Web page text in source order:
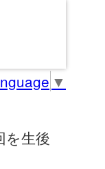
▼
を生後